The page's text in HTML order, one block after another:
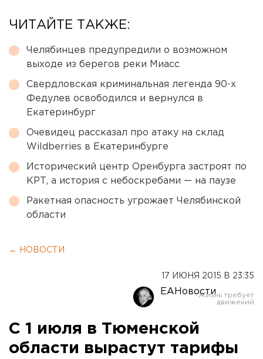
ЧИТАЙТЕ ТАКЖЕ:
Челябинцев предупредили о возможном
выходе из берегов реки Миасс
Свердловская криминальная легенда 90-х
Федулев освободился и вернулся в
Екатеринбург
Очевидец рассказал про атаку на склад
Wildberries в Екатеринбурге
Исторический центр Оренбурга застроят по
КРТ, а история с небоскребами — на паузе
Ракетная опасность угрожает Челябинской
области
← НОВОСТИ
17 ИЮНЯ 2015 В 23:35
ЕАНовости
С 1 июля в Тюменской
области вырастут тарифы